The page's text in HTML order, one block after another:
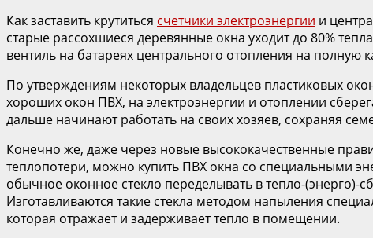
Как заставить крутиться счетчики электроэнергии и
старые рассохшиеся деревянные окна уходит до 80%
вентиль на батареях центрального отопления на полную
По утверждениям некоторых владельцев пластиковых
хороших окон ПВХ, на электроэнергии и отоплении
дальше начинают работать на своих хозяев, сохраняя
Конечно же, даже через новые высококачественные
теплопотери, можно купить ПВХ окна со специальными
обычное оконное стекло переделывать в тепло-(энерго)-
Изготавливаются такие стекла методом напыления
которая отражает и задерживает тепло в помещении.